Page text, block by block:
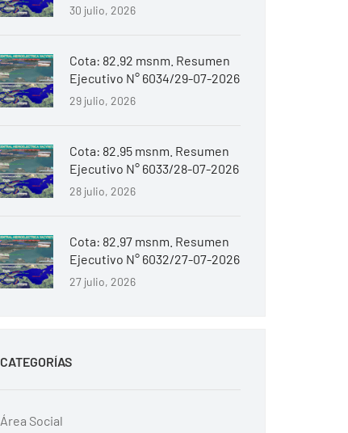
30 julio, 2026
Cota: 82.92 msnm. Resumen
Ejecutivo N° 6034/29-07-2026
29 julio, 2026
Cota: 82.95 msnm. Resumen
Ejecutivo N° 6033/28-07-2026
28 julio, 2026
Cota: 82.97 msnm. Resumen
Ejecutivo N° 6032/27-07-2026
27 julio, 2026
CATEGORÍAS
Área Social